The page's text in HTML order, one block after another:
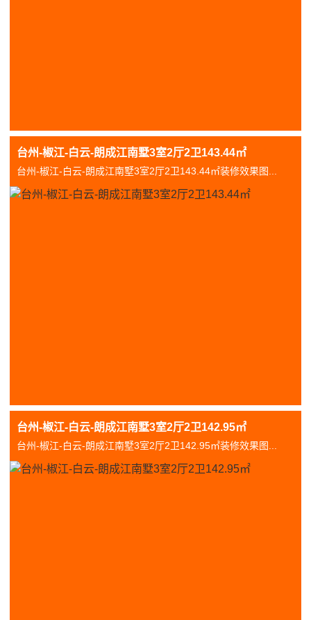
台州-椒江-白云-朗成江南墅3室2厅2卫143.44㎡
台州-椒江-白云-朗成江南墅3室2厅2卫143.44㎡装修效果图...
台州-椒江-白云-朗成江南墅3室2厅2卫142.95㎡
台州-椒江-白云-朗成江南墅3室2厅2卫142.95㎡装修效果图...